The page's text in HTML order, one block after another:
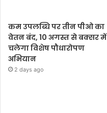
कम उपलब्धि पर तीन पीओ का
वेतन बंद, 10 अगस्त से बक्सर में
चलेगा विशेष पौधारोपण
अभियान
2 days ago